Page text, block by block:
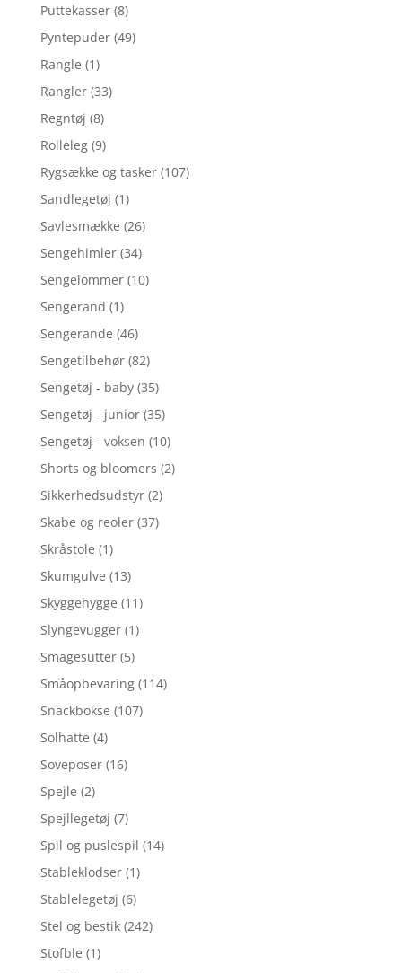
Puttekasser (8)
Pyntepuder (49)
Rangle (1)
Rangler (33)
Regntøj (8)
Rolleleg (9)
Rygsække og tasker (107)
Sandlegetøj (1)
Savlesmække (26)
Sengehimler (34)
Sengelommer (10)
Sengerand (1)
Sengerande (46)
Sengetilbehør (82)
Sengetøj - baby (35)
Sengetøj - junior (35)
Sengetøj - voksen (10)
Shorts og bloomers (2)
Sikkerhedsudstyr (2)
Skabe og reoler (37)
Skråstole (1)
Skumgulve (13)
Skyggehygge (11)
Slyngevugger (1)
Smagesutter (5)
Småopbevaring (114)
Snackbokse (107)
Solhatte (4)
Soveposer (16)
Spejle (2)
Spejllegetøj (7)
Spil og puslespil (14)
Stableklodser (1)
Stablelegetøj (6)
Stel og bestik (242)
Stofble (1)